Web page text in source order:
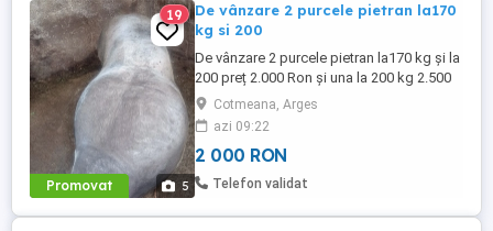
Promovat 5
19
De vânzare 2 purcele pietran la170
kg si 200
De vânzare 2 purcele pietran la170 kg și la
200 preț 2.000 Ron și una la 200 kg 2.500
Ron din montă artificială
Cotmeana, Arges
azi 09:22
2 000 RON
Telefon validat